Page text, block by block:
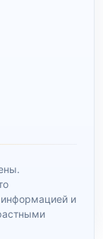
информацией и